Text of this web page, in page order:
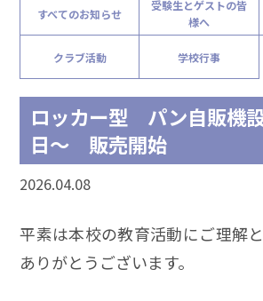
すべてのお知らせ
受験生とゲストの皆
様へ
クラブ活動 学校行事
ロッカー型 パン自販
日～ 販売開始
2026.04.08
平素は本校の教育活動にご理解
ありがとうございます。